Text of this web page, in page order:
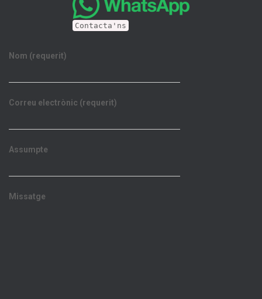
Contacta'ns
Nom (requerit)
Correu electrònic (requerit)
Assumpte
Missatge